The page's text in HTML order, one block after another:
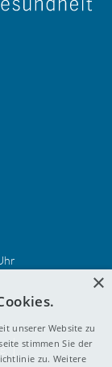
×
unserer Website zu
stimmen Sie der
zu. Weitere